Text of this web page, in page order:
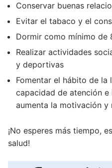
Conservar buenas
Evitar el tabaco y el
Dormir como mínimo de
Realizar actividades
y deportivas
Fomentar el hábito de la
capacidad de atención e
aumenta la motivación y
¡No esperes más tiempo,
salud!